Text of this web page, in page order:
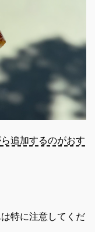
追加するのがおす
特に注意してくだ